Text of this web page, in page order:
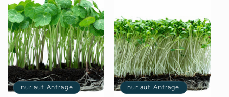
nur auf Anfrage nur auf Anfrage